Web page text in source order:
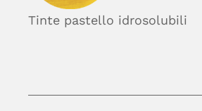
Tinte pastello idrosolubili